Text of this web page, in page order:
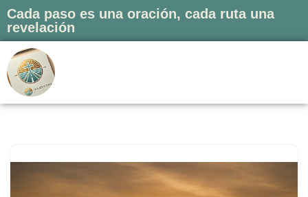
al
contenido
Cada paso es una oración, cada ruta una
revelación